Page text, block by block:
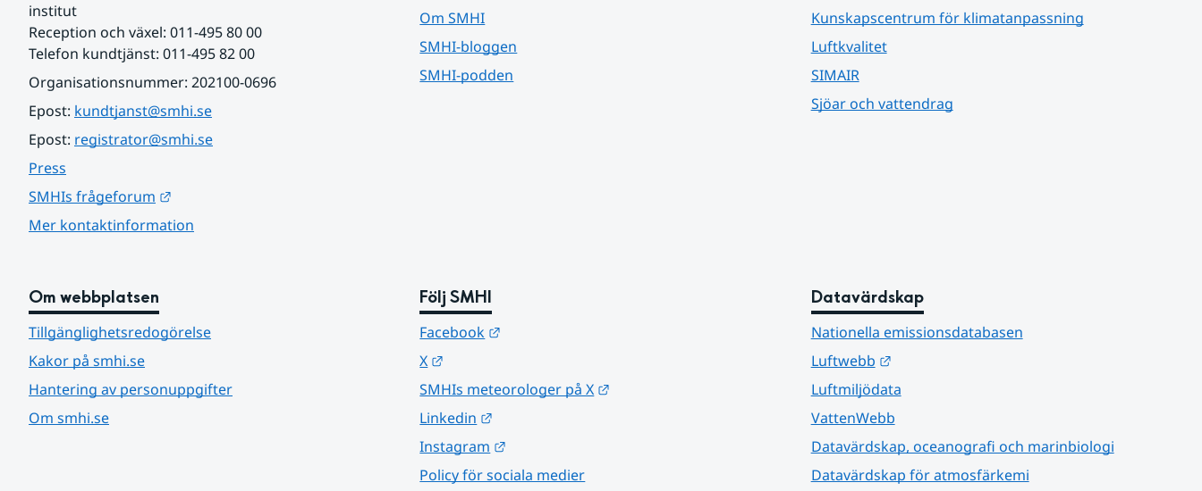
institut
Reception och växel: 011-495 80 00
Telefon kundtjänst: 011-495 82 00
Organisationsnummer: 202100-0696
Epost: kundtjanst@smhi.se
Epost: registrator@smhi.se
Press
SMHIs frågeforum
Mer kontaktinformation
Om SMHI
SMHI-bloggen
SMHI-podden
Kunskapscentrum för klimatanpassning
Luftkvalitet
SIMAIR
Sjöar och vattendrag
Om webbplatsen
Tillgänglighetsredogörelse
Kakor på smhi.se
Hantering av personuppgifter
Om smhi.se
Följ SMHI
Facebook
X
SMHIs meteorologer på X
Linkedin
Instagram
Policy för sociala medier
Datavärdskap
Nationella emissionsdatabasen
Luftwebb
Länk till annan webbplats.
Luftmiljödata
VattenWebb
Datavärdskap, oceanografi och marinbiologi
Datavärdskap för atmosfärkemi